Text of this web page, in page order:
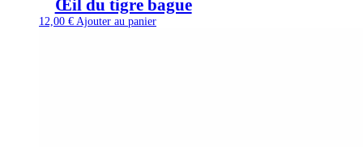
Œil du tigre bague
12,00 € Ajouter au panier